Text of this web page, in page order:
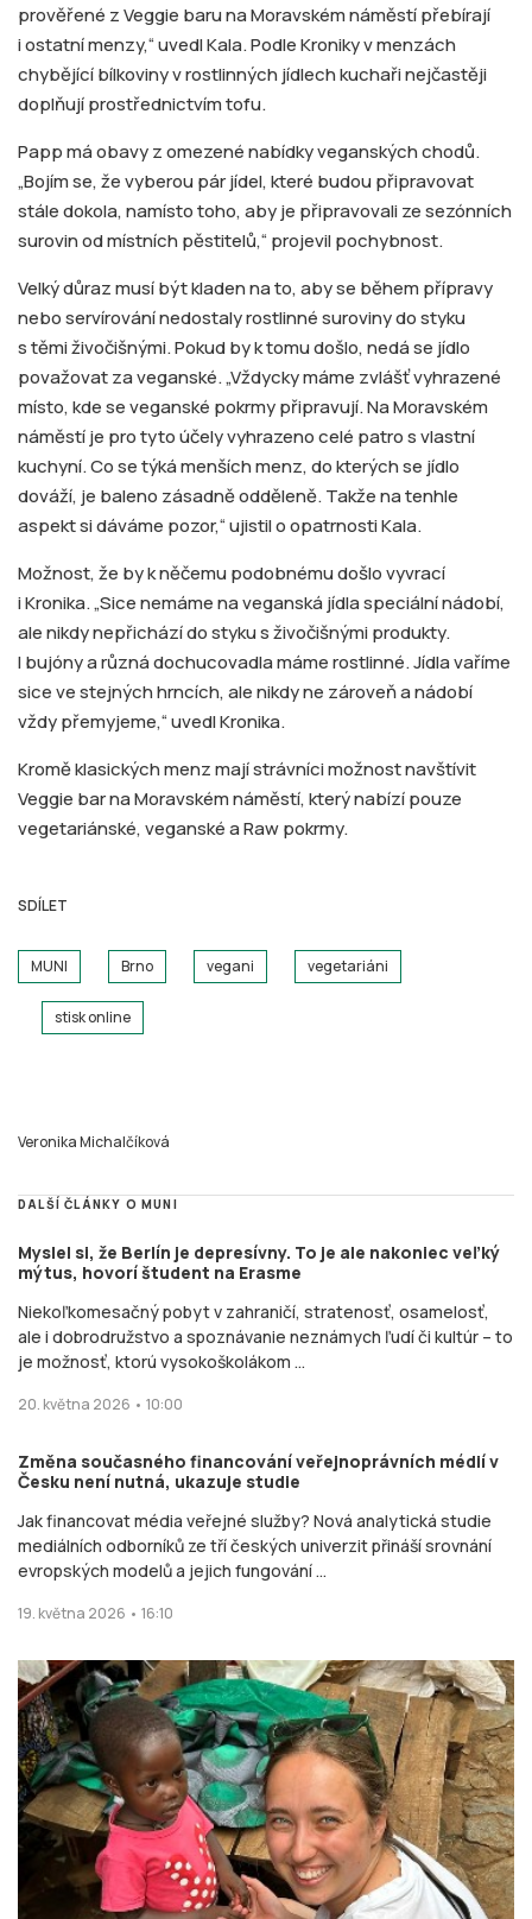
prověřené z Veggie baru na Moravském náměstí přebírají
i ostatní menzy,“ uvedl Kala. Podle Kroniky v menzách
chybějící bílkoviny v rostlinných jídlech kuchaři nejčastěji
doplňují prostřednictvím tofu.
Papp má obavy z omezené nabídky veganských chodů.
„Bojím se, že vyberou pár jídel, které budou připravovat
stále dokola, namísto toho, aby je připravovali ze sezónních
surovin od místních pěstitelů,“ projevil pochybnost.
Velký důraz musí být kladen na to, aby se během přípravy
nebo servírování nedostaly rostlinné suroviny do styku
s těmi živočišnými. Pokud by k tomu došlo, nedá se jídlo
považovat za veganské. „Vždycky máme zvlášť vyhrazené
místo, kde se veganské pokrmy připravují. Na Moravském
náměstí je pro tyto účely vyhrazeno celé patro s vlastní
kuchyní. Co se týká menších menz, do kterých se jídlo
dováží, je baleno zásadně odděleně. Takže na tenhle
aspekt si dáváme pozor,“ ujistil o opatrnosti Kala.
Možnost, že by k něčemu podobnému došlo vyvrací
i Kronika. „Sice nemáme na veganská jídla speciální nádobí,
ale nikdy nepřichází do styku s živočišnými produkty.
I bujóny a různá dochucovadla máme rostlinné. Jídla vaříme
sice ve stejných hrncích, ale nikdy ne zároveň a nádobí
vždy přemyjeme,“ uvedl Kronika.
Kromě klasických menz mají strávníci možnost navštívit
Veggie bar na Moravském náměstí, který nabízí pouze
vegetariánské, veganské a Raw pokrmy.
SDÍLET
MUNI Brno vegani vegetariáni
stisk online
Veronika Michalčíková
DALŠÍ ČLÁNKY O MUNI
Myslel si, že Berlín je depresívny. To je ale nakoniec veľký
mýtus, hovorí študent na Erasme
Niekoľkomesačný pobyt v zahraničí, stratenosť, osamelosť,
ale i dobrodružstvo a spoznávanie neznámych ľudí či kultúr – to
je možnosť, ktorú vysokoškolákom ...
20. května 2026 • 10:00
Změna současného financování veřejnoprávních médií v
Česku není nutná, ukazuje studie
Jak financovat média veřejné služby? Nová analytická studie
mediálních odborníků ze tří českých univerzit přináší srovnání
evropských modelů a jejich fungování ...
19. května 2026 • 16:10